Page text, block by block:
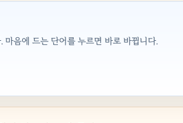
음에 드는 단어를 누르면 바로 바뀝니다.